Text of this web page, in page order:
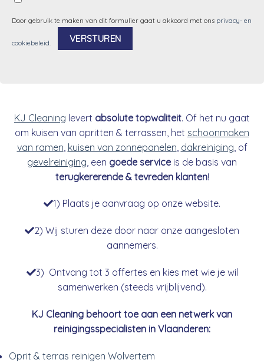
Door gebruik te maken van dit formulier gaat u akkoord met ons privacy- en
cookiebeleid.
KJ Cleaning levert absolute topwaliteit. Of het nu gaat
om kuisen van opritten & terrassen, het schoonmaken
van ramen kuisen van zonnepanelen dakreiniging , of
gevelreiniging , een goede serviceis de basis van
terugkererende & tevreden klanten!
1) Plaats je aanvraag op onze website.
2) Wij sturen deze door naar onze aangesloten
aannemers.
3) Ontvang tot 3 offertes en kies met wie je wil
samenwerken (steeds vrijblijvend).
KJ Cleaning behoort toe aan een netwerk van
reinigingsspecialisten in Vlaanderen:
Oprit & terras reinigen Wolvertem